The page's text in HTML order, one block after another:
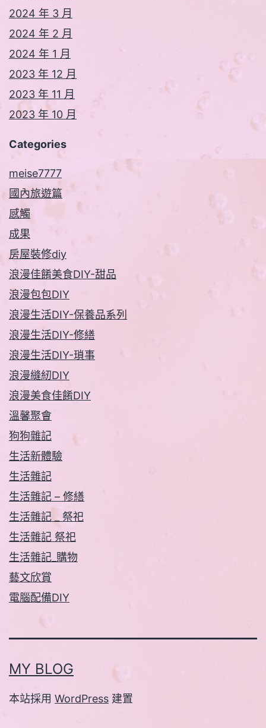
2024 年 3 月
2024 年 2 月
2024 年 1 月
2023 年 12 月
2023 年 11 月
2023 年 10 月
Categories
meise7777
國內旅遊篇
感觸
成果
房屋裝修diy
浪漫佳餚美食DIY-甜品
浪漫包包DIY
浪漫生活DIY-保養品系列
浪漫生活DIY-修繕
浪漫生活DIY-瑣事
浪漫縫紉DIY
浪漫美食佳餚DIY
溫馨聚會
狗狗雜記
生活新體驗
生活雜記
生活雜記 – 修繕
生活雜記 _ 祭祀
生活雜記 祭祀
生活雜記_購物
藝文欣賞
電腦配備DIY
MY BLOG
本站採用 WordPress 建置